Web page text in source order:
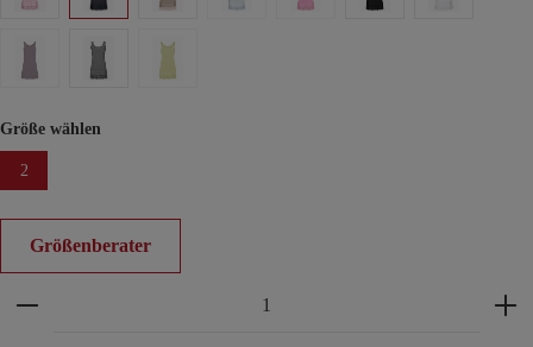
Größe wählen
2
Größenberater
Produkt Anzahl: Gib den gewünschten Wert ein